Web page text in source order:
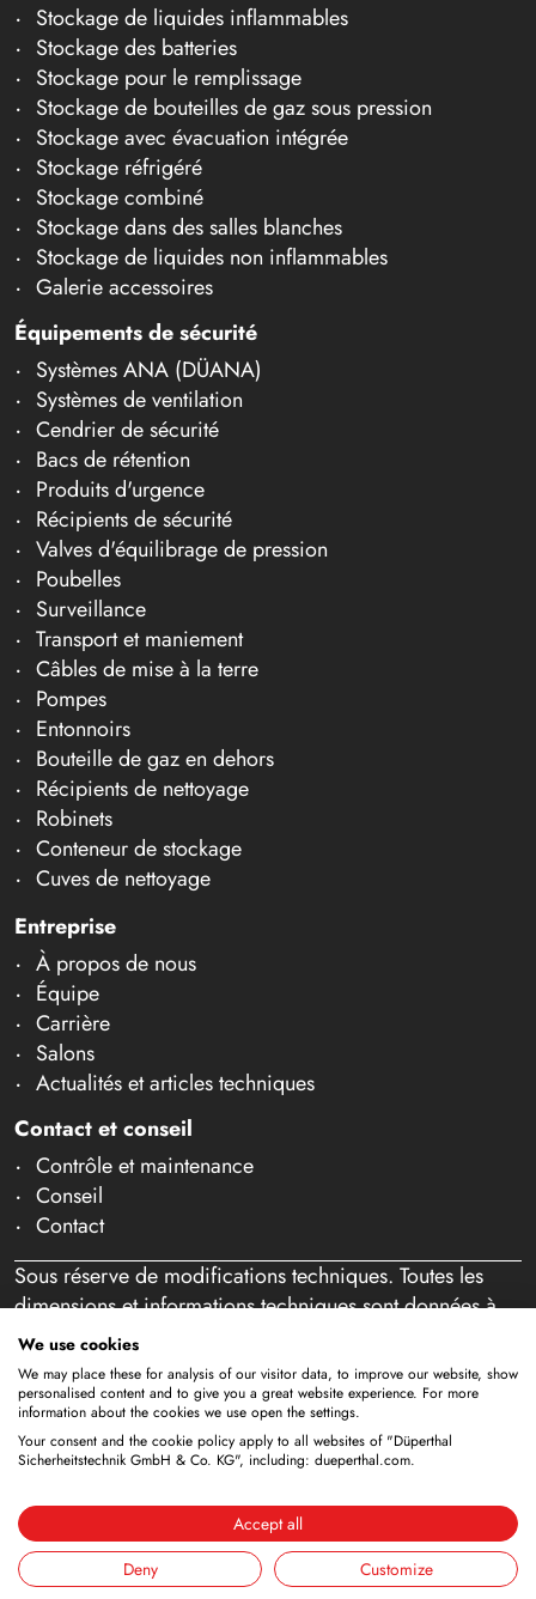
Stockage de liquides inflammables
Stockage des batteries
Stockage pour le remplissage
Stockage de bouteilles de gaz sous pression
Stockage avec évacuation intégrée
Stockage réfrigéré
Stockage combiné
Stockage dans des salles blanches
Stockage de liquides non inflammables
Galerie accessoires
Équipements de sécurité
Systèmes ANA (DÜANA)
Systèmes de ventilation
Cendrier de sécurité
Bacs de rétention
Produits d'urgence
Récipients de sécurité
Valves d'équilibrage de pression
Poubelles
Surveillance
Transport et maniement
Câbles de mise à la terre
Pompes
Entonnoirs
Bouteille de gaz en dehors
Récipients de nettoyage
Robinets
Conteneur de stockage
Cuves de nettoyage
Entreprise
À propos de nous
Équipe
Carrière
Salons
Actualités et articles techniques
Contact et conseil
Contrôle et maintenance
Conseil
Contact
Sous réserve de modifications techniques. Toutes les
dimensions et informations techniques sont données à
titre indicatif. Sous réserve d'erreurs et de fautes de
frappe. Notre offre s'adresse exclusivement aux
professionnels au sens de l'article 14 BGB. Aucune vente
aux particuliers n'a lieu. En utilisant ce site Web et en
passant éventuellement commande, vous confirmez agir
Mentions
légales
Déclaration de
confidentialité
Conditions
générales
We use cookies
We may place these for analysis of our visitor data, to improve our website, show
personalised content and to give you a great website experience. For more
information about the cookies we use open the settings.
Your consent and the cookie policy apply to all websites of "Düperthal
Sicherheitstechnik GmbH & Co. KG", including: dueperthal.com.
Accept all
Deny
Customize